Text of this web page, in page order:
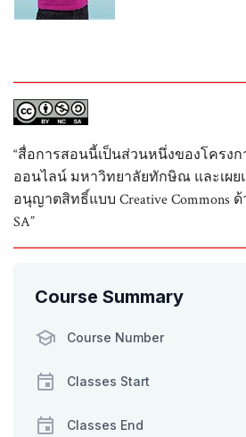
“สื่อการสอนนี้เป็นส่วนหนึ่งของโครง
ออนไลน์ มหาวิทยาลัยทักษิณ และเผ
อนุญาตสิทธิ์แบบ Creative Commons ด้
SA”
Course Summary
Course Number
Classes Start
Classes End